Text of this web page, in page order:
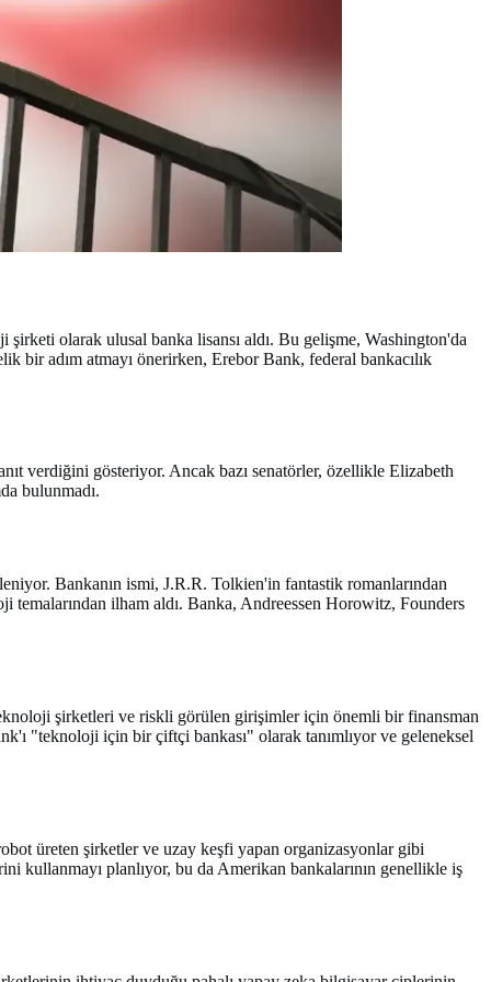
olarak ulusal banka lisansı aldı. Bu gelişme, Washington'da
bir adım atmayı önerirken, Erebor Bank, federal bankacılık
verdiğini gösteriyor. Ancak bazı senatörler, özellikle Elizabeth
bulunmadı.
Bankanın ismi, J.R.R. Tolkien'in fantastik romanlarından
ilham aldı. Banka, Andreessen Horowitz, Founders
şirketleri ve riskli görülen girişimler için önemli bir finansman
"teknoloji için bir çiftçi bankası" olarak tanımlıyor ve geleneksel
üreten şirketler ve uzay keşfi yapan organizasyonlar gibi
kullanmayı planlıyor, bu da Amerikan bankalarının genellikle iş